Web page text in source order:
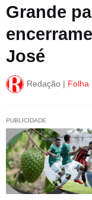
Grande
José
Redação | Folha
PUBLICIDADE